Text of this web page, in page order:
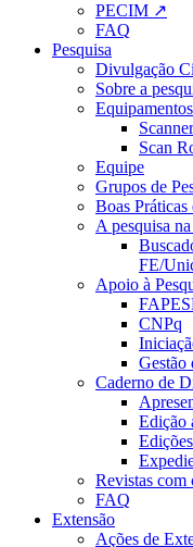
PECIM ↗
FAQ
Pesquisa
Divulgação
Sobre a
Scan
Equipe
Grupos de
Boas Práticas
A pesquisa
FE/
Apoio à
CNPq
Gestão
Caderno de
Edição
Revistas com
FAQ
Extensão
Ações de